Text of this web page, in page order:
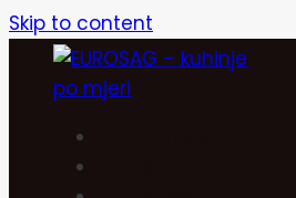
Skip to content